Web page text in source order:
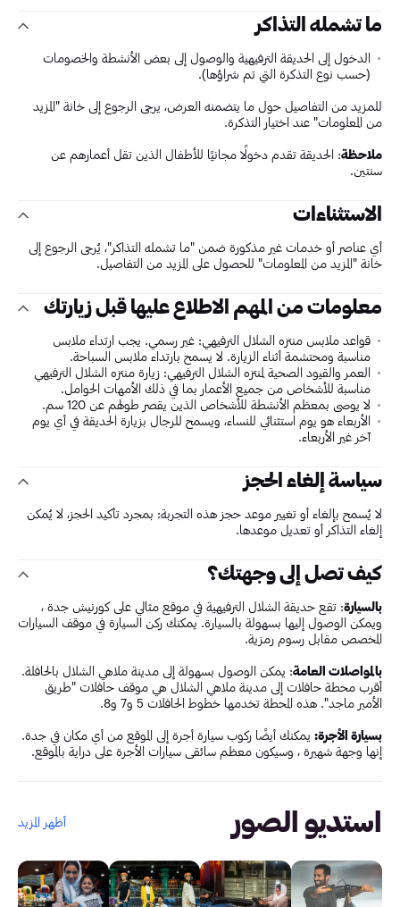
ما تشمله التذاكر
الدخول إلى الحديقة الترفيهية والوصول إلى بعض الأنشطة والخصومات
(حسب نوع التذكرة التي تم شراؤها).
للمزيد من التفاصيل حول ما يتضمنه العرض، يرجى الرجوع إلى خانة "المزيد
من المعلومات" عند اختيار التذكرة.
ملاحظة: الحديقة تقدم دخولًا مجانيًا للأطفال الذين تقل أعمارهم عن
سنتين.
الاستثناءات
أي عناصر أو خدمات غير مذكورة ضمن "ما تشمله التذاكر"، يُرجى الرجوع إلى
خانة "المزيد من المعلومات" للحصول على المزيد من التفاصيل.
معلومات من المهم الاطلاع عليها قبل زيارتك
قواعد ملابس منتزه الشلال الترفيهي: غير رسمي. يجب ارتداء ملابس
مناسبة ومحتشمة أثناء الزيارة. لا يسمح بارتداء ملابس السباحة.
العمر والقيود الصحية لمنتزه الشلال الترفيهي: زيارة منتزه الشلال الترفيهي
مناسبة للأشخاص من جميع الأعمار بما في ذلك الأمهات الحوامل.
لا يوصى بمعظم الأنشطة للأشخاص الذين يقصر طولهم عن 120 سم.
الأربعاء هو يوم استثنائي للنساء، ويسمح للرجال بزيارة الحديقة في أي يوم
آخر غير الأربعاء.
سياسة إلغاء الحجز
لا يُسمح بإلغاء أو تغيير موعد حجز هذه التجربة: بمجرد تأكيد الحجز، لا يُمكن
إلغاء التذاكر أو تعديل موعدها.
كيف تصل إلى وجهتك؟
بالسيارة: تقع حديقة الشلال الترفيهية في موقع مثالي على كورنيش جدة ،
ويمكن الوصول إليها بسهولة بالسيارة. يمكنك ركن السيارة في موقف السيارات
المخصص مقابل رسوم رمزية.
بالمواصلات العامة: يمكن الوصول بسهولة إلى مدينة ملاهي الشلال بالحافلة.
أقرب محطة حافلات إلى مدينة ملاهي الشلال هي موقف حافلات "طريق
الأمير ماجد". هذه المحطة تخدمها خطوط الحافلات 5 و7 و8.
بسيارة الأجرة: يمكنك أيضًا ركوب سيارة أجرة إلى الموقع من أي مكان في جدة.
إنها وجهة شهيرة ، وسيكون معظم سائقي سيارات الأجرة على دراية بالموقع.
استديو الصور أظهر المزيد